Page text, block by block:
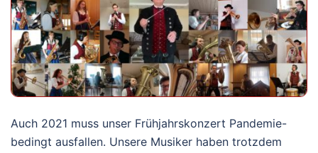
Auch 2021 muss unser Frühjahrskonzert Pandemie-
bedingt ausfallen. Unsere Musiker haben trotzdem